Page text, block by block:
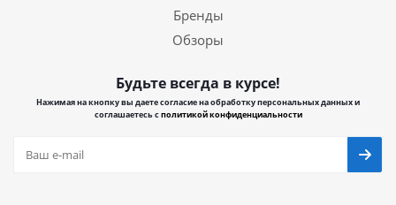
Бренды
Обзоры
Будьте всегда в курсе!
Нажимая на кнопку вы даете согласие на обработку персональных данных и
соглашаетесь сполитикой конфиденциальности